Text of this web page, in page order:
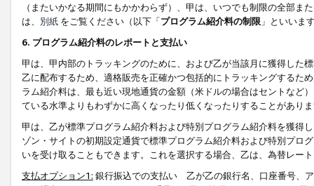
（またいかなる期間にもかかわらず）、甲は、いつでも制限の全部
は、 別紙 をご覧ください（以下「プログラム紹介料の制限 」といいま
6. プログラム紹介料のレポートと支払い
甲は、甲内部のトラッキングのために、および乙が当該月に獲得した
乙に配布するため、適格販売を正確かつ包括的にトラッキングするた
ラム紹介料は、最も近い現地通貨の金額（米ドルの場合はセントなど
ている水準よりもわずかに高くなったり低くなったりすることがあり
甲は、乙が標準プログラム紹介料および特別プログラム紹介料を獲得
ゾン・サイトの初期設定通貨で標準プログラム紹介料および特別プロ
いを受け取ることもできます。これを選択する場合、乙は、為替レー
支払オプション1: 銀行振込での支払い 乙が乙の銀行名、口座番号、